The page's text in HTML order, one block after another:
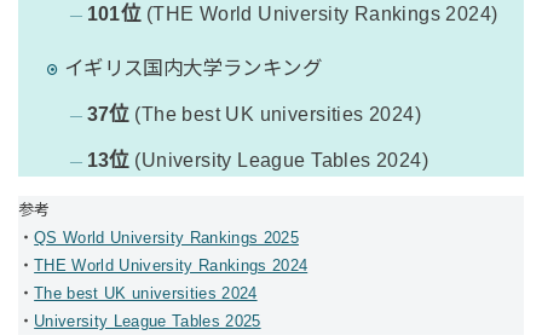
101位 (THE World University Rankings 2024)
イギリス国内大学ランキング
37位(The best UK universities 2024)
13位(University League Tables 2024)
参考
・QS World University Rankings 2025
・THE World University Rankings 2024
・The best UK universities 2024
・ University League Tables 2025